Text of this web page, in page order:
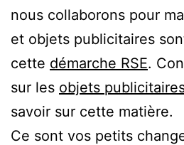
nous collaborons pour
et objets publicitaires
cette démarche RSE.
sur les objets
savoir sur cette matière.
Ce sont vos petits